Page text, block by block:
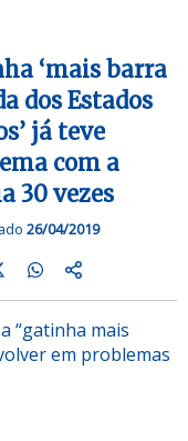
‘mais barra
dos Estados
já teve
com a
30 vezes
26/04/2019
“gatinha mais
em problemas